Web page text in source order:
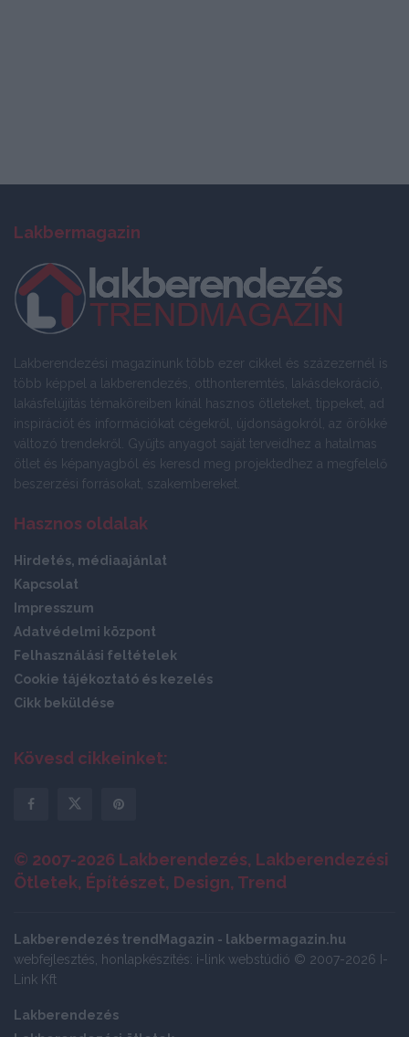
Lakbermagazin
Lakberendezési magazinunk több ezer cikkel és százezernél is
több képpel a lakberendezés, otthonteremtés, lakásdekoráció,
lakásfelújítás témaköreiben kínál hasznos ötleteket, tippeket, ad
inspirációt és információkat cégekről, újdonságokról, az örökké
változó trendekről. Gyűjts anyagot saját terveidhez a hatalmas
ötlet és képanyagból és keresd meg projektedhez a megfelelő
beszerzési forrásokat, szakembereket.
Hasznos oldalak
Hirdetés, médiaajánlat
Kapcsolat
Impresszum
Adatvédelmi központ
Felhasználási feltételek
Cookie tájékoztató és kezelés
Cikk beküldése
Kövesd cikkeinket:
© 2007-2026 Lakberendezés, Lakberendezési
Ötletek, Építészet, Design, Trend
Lakberendezés trendMagazin - lakbermagazin.hu
webfejlesztés, honlapkészítés: i-link webstúdió © 2007-2026 I-
Link Kft
Lakberendezés